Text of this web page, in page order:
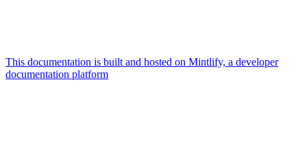
This documentation is built and hosted on Mintlify, a developer
documentation platform